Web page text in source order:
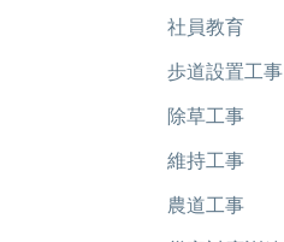
社員教育
歩道設置工事
除草工事
維持工事
農道工事